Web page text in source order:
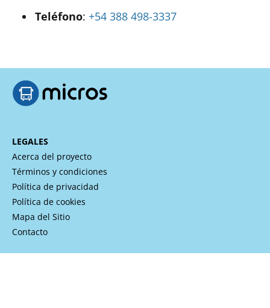
Teléfono: +54 388 498-3337
LEGALES
Acerca del proyecto
Términos y condiciones
Política de privacidad
Política de cookies
Mapa del Sitio
Contacto